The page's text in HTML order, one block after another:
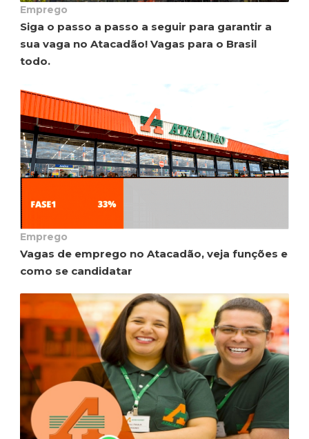
Emprego
Siga o passo a passo a seguir para garantir a
sua vaga no Atacadão! Vagas para o Brasil
todo.
Emprego
Vagas de emprego no Atacadão, veja funções e
como se candidatar